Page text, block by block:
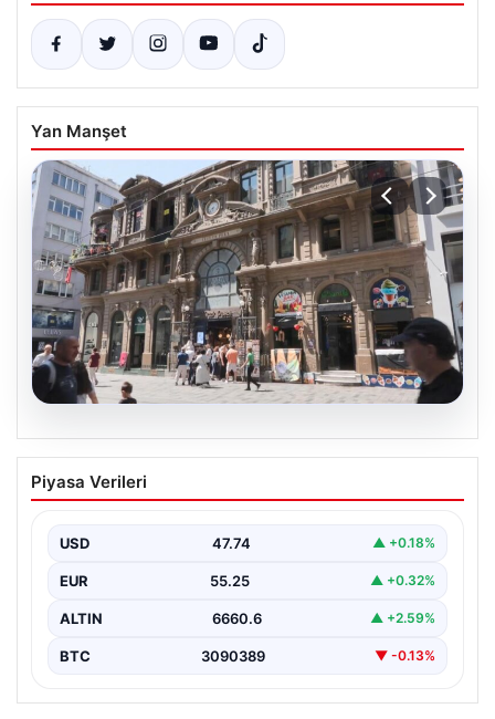
Yan Manşet
Çiçek Pasajı’nın Görünümünde Yaşanan
Değişiklikler Tartışma Yarattı
Çiçek Pasajı, son dönemde giriş cephesine
yerleştirilen…
Piyasa Verileri
USD 47.74 ▲ +0.18%
EUR 55.25 ▲ +0.32%
ALTIN 6660.6 ▲ +2.59%
BTC 3090389 ▼ -0.13%